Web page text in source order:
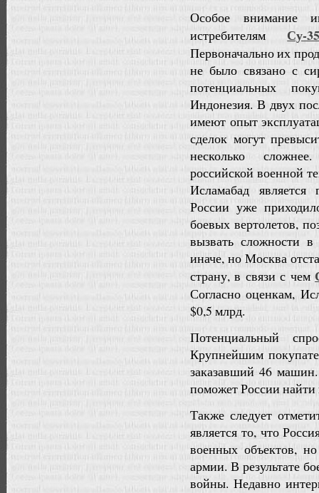
Особое внимание
истребителям Су-
Первоначально их
не было связано с
потенциальных
Индонезия. В двух
имеют опыт
сделок могут
несколько
российской военной
Исламабад
России уже
боевых вертолетов,
вызвать сложности
иначе, но Москва
страну, в связи с чем
Согласно оценкам,
$0,5 млрд.
Потенциальный
Крупнейшим
заказавший 46
поможет России найти
Также следует
является то, что
военных объектов,
армии. В результате
войны. Недавно